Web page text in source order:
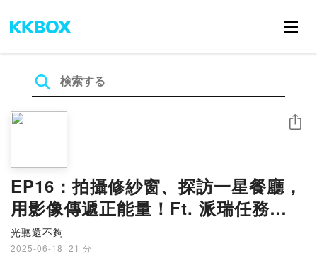
EP16：拍攝修紗窗、探訪一星餐廳，
用影像傳遞正能量！Ft. 派瑞任務
Mission P
光聽還不夠
2025-06-18 · 21 分
シェア